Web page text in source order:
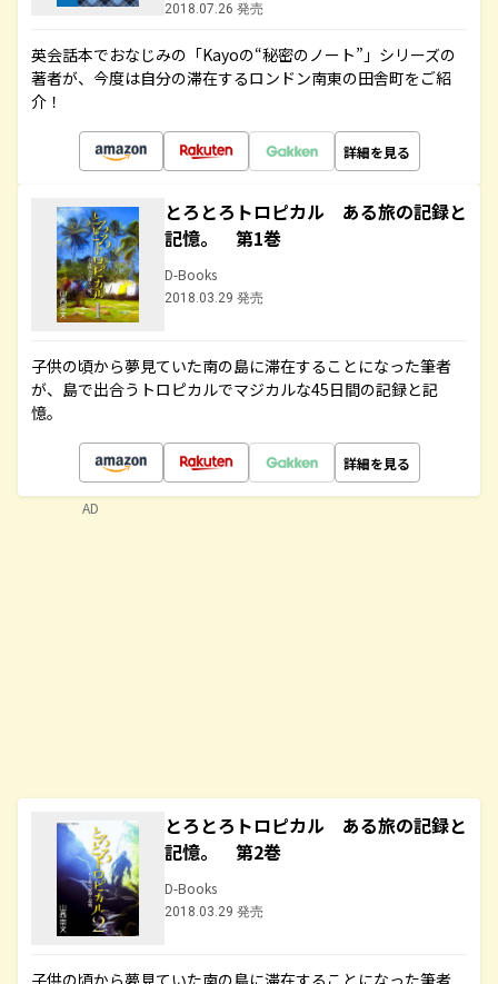
2018.07.26 発売
英会話本でおなじみの「Kayoの“秘密のノート”」シリーズの
著者が、今度は自分の滞在するロンドン南東の田舎町をご紹
介！
詳細を見る
とろとろトロピカル ある旅の記録と
記憶。 第1巻
D-Books
2018.03.29 発売
子供の頃から夢見ていた南の島に滞在することになった筆者
が、島で出合うトロピカルでマジカルな45日間の記録と記
憶。
詳細を見る
とろとろトロピカル ある旅の記録と
記憶。 第2巻
D-Books
2018.03.29 発売
子供の頃から夢見ていた南の島に滞在することになった筆者
AD